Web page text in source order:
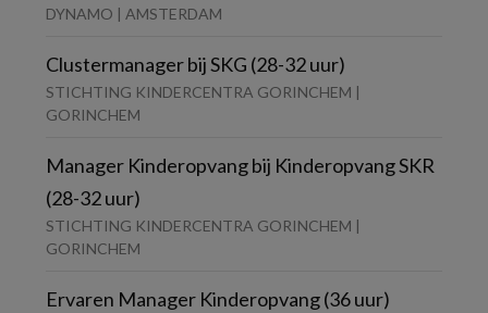
DYNAMO | AMSTERDAM
Clustermanager bij SKG (28-32 uur)
STICHTING KINDERCENTRA GORINCHEM |
GORINCHEM
Manager Kinderopvang bij Kinderopvang SKR
(28-32 uur)
STICHTING KINDERCENTRA GORINCHEM |
GORINCHEM
Ervaren Manager Kinderopvang (36 uur)